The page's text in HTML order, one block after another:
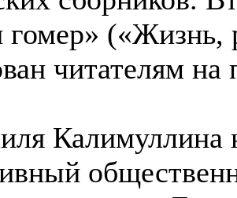
гомер» («Жизнь,
читателям на
Калимуллина